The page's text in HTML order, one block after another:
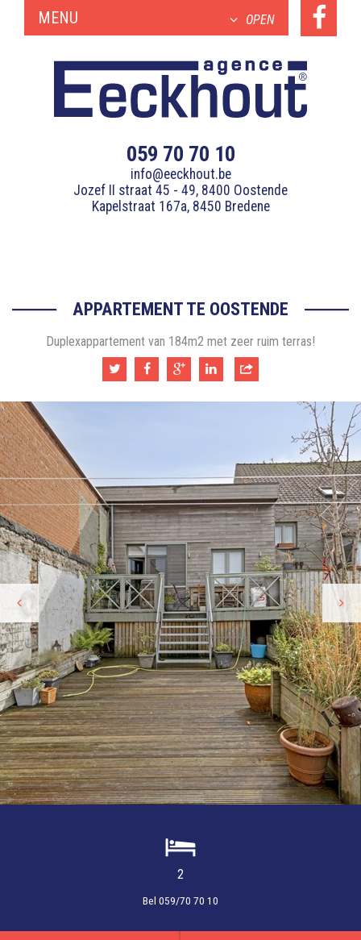
MENU OPEN
059 70 70 10
info@eeckhout.be
Jozef II straat 45 - 49, 8400 Oostende
Kapelstraat 167a, 8450 Bredene
APPARTEMENT TE OOSTENDE
Duplexappartement van 184m2 met zeer ruim terras!
2
Bel 059/70 70 10